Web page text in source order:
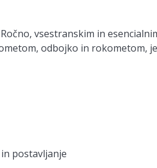
vsestranskim in
odbojko in rokometom,
postavljanje